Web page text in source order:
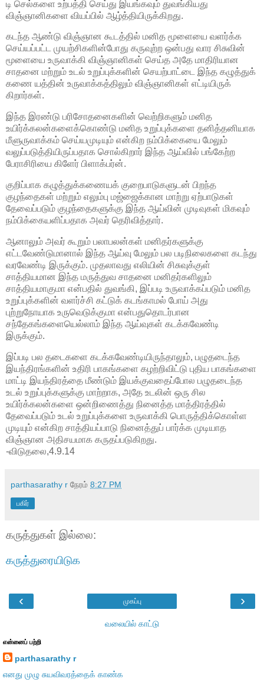
டி செல்களை உற்பத்தி செய்து இயங்கவும் துவங்கியது
விஞ்ஞானிகளை வியப்பில் ஆழ்த்தியிருக்கிறது.
கடந்த ஆண்டு விஞ்ஞான கூடத்தில் மனித மூளையை வளர்க்க
செய்யப்பட்ட முயற்சிகளின்போது கருவுற்ற ஒன்பது வார சிசுவின்
மூளையை உருவாக்கி விஞ்ஞானிகள் செய்த அதே மாதிரியான
சாதனை மற்றும் உடல் உறுப்புக்களின் செயற்பாட்டை இந்த கழுத்துக்
கணை யத்தின் உருவாக்கத்திலும் விஞ்ஞானிகள் எட்டியிருக்
கிறார்கள்.
இந்த இரண்டு பரிசோதனைகளின் வெற்றிகளும் மனித
உயிர்க்கலன்களைக்கொண்டு மனித உறுப்புக்களை தனித்தனியாக
மீளுருவாக்கம் செய்யமுடியும் என்கிற நம்பிக்கையை மேலும்
வலுப்படுத்தியிருப்பதாக சொல்கிறார் இந்த ஆய்வில் பங்கேற்ற
பேராசிரியை கிளேர் பிளாக்பர்ன்.
குறிப்பாக கழுத்துக்கணையக் குறைபாடுகளுடன் பிறந்த
குழந்தைகள் மற்றும் எலும்பு மஜ்ஜைக்கான மாற்று ஏற்பாடுகள்
தேவைப்படும் குழந்தைகளுக்கு இந்த ஆய்வின் முடிவுகள் மிகவும்
நம்பிக்கையளிப்பதாக அவர் தெரிவித்தார்.
ஆனாலும் அவர் கூறும் பலாபலன்கள் மனிதர்களுக்கு
எட்டவேண்டுமானால் இந்த ஆய்வு மேலும் பல படிநிலைகளை கடந்து
வரவேண்டி இருக்கும். முதலாவது எலியின் சிசுவுக்குள்
சாத்தியமான இந்த மருத்துவ சாதனை மனிதர்களிலும்
சாத்தியமாகுமா என்பதில் துவங்கி, இப்படி உருவாக்கப்படும் மனித
உறுப்புக்களின் வளர்ச்சி கட்டுக் கடங்காமல் போய் அது
புற்றுநோயாக உருவெடுக்குமா என்பதுதொடர்பான
சந்தேகங்களையெல்லாம் இந்த ஆய்வுகள் கடக்கவேண்டி
இருக்கும்.
இப்படி பல தடைகளை கடக்கவேண்டியிருந்தாலும், பழுதடைந்த
இயந்திரங்களின் உதிரி பாகங்களை கழற்றிவிட்டு புதிய பாகங்களை
மாட்டி இயந்திரத்தை மீண்டும் இயக்குவதைப்போல பழுதடைந்த
உடல் உறுப்புக்களுக்கு மாற்றாக, அதே உடலின் ஒரு சில
உயிர்க்கலன்களை ஒன்றிணைத்து நினைத்த மாத்திரத்தில்
தேவைப்படும் உடல் உறுப்புக்களை உருவாக்கி பொருத்திக்கொள்ள
முடியும் என்கிற சாத்தியப்பாடு நினைத்துப் பார்க்க முடியாத
விஞ்ஞான அதிசயமாக கருதப்படுகிறது.
-விடுதலை,4.9.14
parthasarathy r நேரம் 8:27 PM
பகிர்
கருத்துகள் இல்லை:
கருத்துரையிடுக
‹ ›
முகப்பு
வலையில் காட்டு
என்னைப் பற்றி
parthasarathy r
எனது முழு சுயவிவரத்தைக் காண்க